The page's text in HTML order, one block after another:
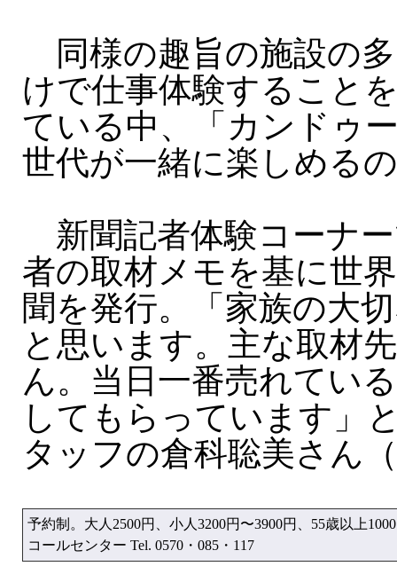
同様の趣旨の施設の
けで仕事体験すること
ている中、「カンドゥ
世代が一緒に楽しめる
新聞記者体験コーナ
者の取材メモを基に世
聞を発行。「家族の大
と思います。主な取材
ん。当日一番売れてい
してもらっています」
タッフの倉科聡美さん
予約制。大人2500円、小人3200円〜3900円、55歳以上
コールセンター Tel. 0570・085・117